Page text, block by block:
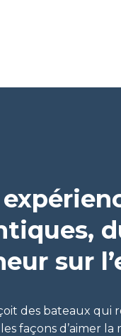
sur
des bateaux qui
façons d’aimer la